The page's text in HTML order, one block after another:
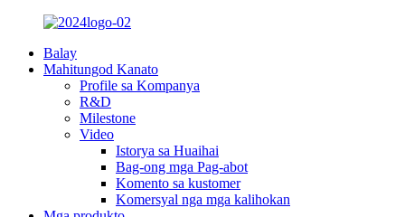
Balay
Mahitungod Kanato
Profile sa Kompanya
R&D
Milestone
Video
Istorya sa Huaihai
Bag-ong mga Pag-abot
Komento sa kustomer
Komersyal nga mga kalihokan